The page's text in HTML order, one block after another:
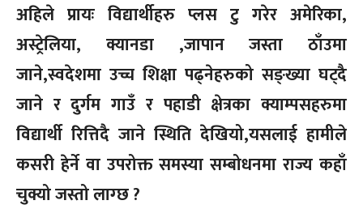
अहिले प्रायः विद्यार्थीहरु प्लस टु गरेर अमेरिका,
अस्ट्रेलिया, क्यानडा ,जापान जस्ता ठाँउमा
जाने,स्वदेशमा उच्च शिक्षा पढ्नेहरुको सङ्ख्या घट्दै
जाने र दुर्गम गाउँ र पहाडी क्षेत्रका क्याम्पसहरुमा
विद्यार्थी रित्तिदै जाने स्थिति देखियो,यसलाई हामीले
कसरी हेर्ने वा उपरोक्त समस्या सम्बोधनमा राज्य कहाँ
चुक्यो जस्तो लाग्छ ?